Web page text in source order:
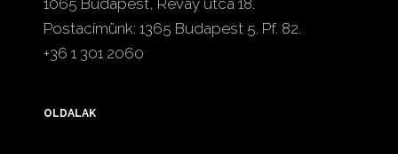
1065 Budapest, Révay utca 18.
Postacímünk: 1365 Budapest 5. Pf. 82.
+36 1 301 2060
OLDALAK